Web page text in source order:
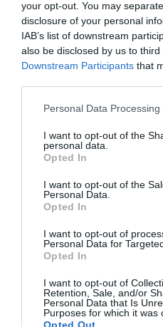
your opt-out. You may
disclosure of your personal
IAB’s list of downstream
also be disclosed by us to
Downstream Participants that
Personal Data
I want to opt-out of the
personal data.
Opted In
I want to opt-out of the
Personal Data.
Opted In
I want to opt-out of
Personal Data for
Opted In
I want to opt-out of
Retention, Sale, and/or
Personal Data that Is
Purposes for which it was
Opted Out
HÍRLISTA
Meghaladja a
Romániában
ukrán
Székelyföldön
országos